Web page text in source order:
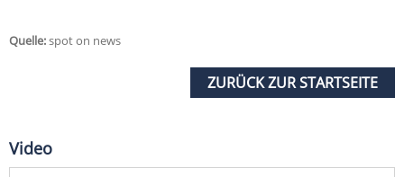
Quelle:spot on news
ZURÜCK ZUR STARTSEITE
Video